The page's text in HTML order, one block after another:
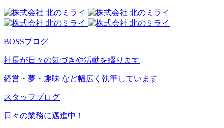
BOSSブログ
社長が日々の気づきや活動を綴ります
経営・夢・趣味 など幅広く執筆しています
スタッフブログ
日々の業務に邁進中！